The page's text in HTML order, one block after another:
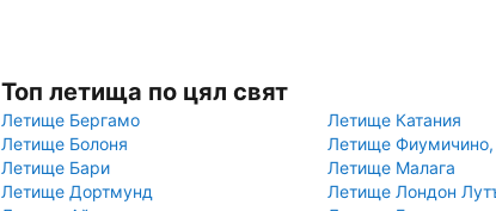
Топ летища по цял свят
Летище Бергамо
Летище Катания
Летище Болоня
Летище
Летище Бари
Летище Малага
Летище Дортмунд
Летище Лондон